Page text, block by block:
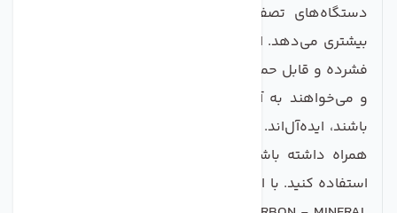
دستگاه‌های تصفیه آب خانگی خود به شما اطمینان
بیشتری می‌دهد. این فیلترها همچنین با توجه به طراحی
فشرده و قابل حمل خود، برای افرادی که در سفر هستند
و می‌خواهند به آب سالم و بهداشتی دسترسی داشته
باشند، ایده‌آل‌اند. کافیست این فیلترها را در چمدان خود
همراه داشته باشید و هر جا که نیاز داشتید، از آن‌ها
استفاده کنید. با انتخاب فیلتر دستگاه تصفیه آب تکومن